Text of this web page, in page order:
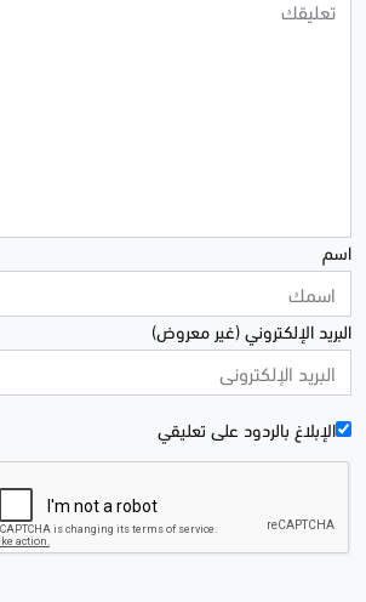
اسم
البريد الإلكتروني (غير معروض)
الإبلاغ بالردود علی تعليقي